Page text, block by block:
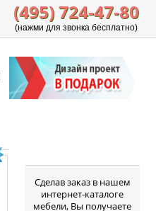
(495) 724-47-80
(нажми для звонка бесплатно)
Cделав заказ в нашем
интернет-каталоге
мебели, Вы получаете